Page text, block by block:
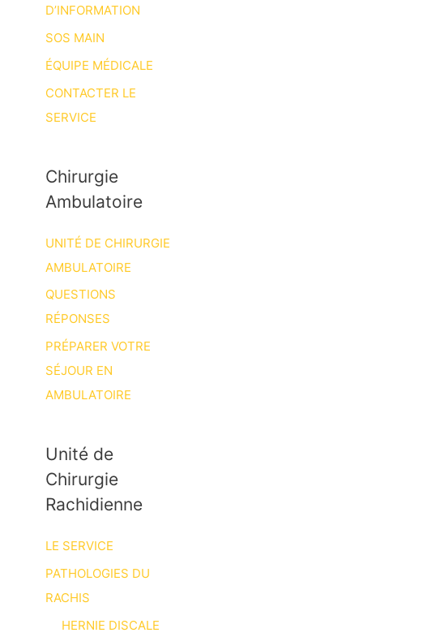
D’INFORMATION
SOS MAIN
ÉQUIPE MÉDICALE
CONTACTER LE
SERVICE
Chirurgie
Ambulatoire
UNITÉ DE CHIRURGIE
AMBULATOIRE
QUESTIONS
RÉPONSES
PRÉPARER VOTRE
SÉJOUR EN
AMBULATOIRE
Unité de
Chirurgie
Rachidienne
LE SERVICE
PATHOLOGIES DU
RACHIS
HERNIE DISCALE